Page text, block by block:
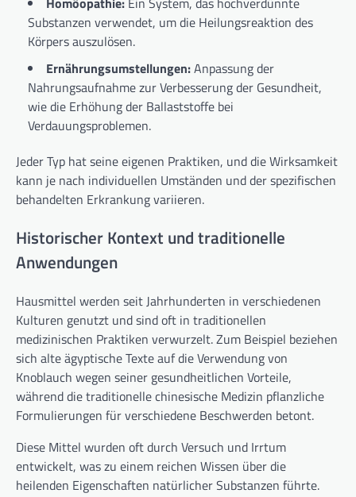
Substanzen verwendet, um die Heilungsreaktion des
Körpers auszulösen.
Ernährungsumstellungen:Anpassung der
Nahrungsaufnahme zur Verbesserung der Gesundheit,
wie die Erhöhung der Ballaststoffe bei
Verdauungsproblemen.
Jeder Typ hat seine eigenen Praktiken, und die Wirksamkeit
kann je nach individuellen Umständen und der spezifischen
behandelten Erkrankung variieren.
Historischer Kontext und traditionelle
Anwendungen
Hausmittel werden seit Jahrhunderten in verschiedenen
Kulturen genutzt und sind oft in traditionellen
medizinischen Praktiken verwurzelt. Zum Beispiel beziehen
sich alte ägyptische Texte auf die Verwendung von
Knoblauch wegen seiner gesundheitlichen Vorteile,
während die traditionelle chinesische Medizin pflanzliche
Formulierungen für verschiedene Beschwerden betont.
Diese Mittel wurden oft durch Versuch und Irrtum
entwickelt, was zu einem reichen Wissen über die
heilenden Eigenschaften natürlicher Substanzen führte.